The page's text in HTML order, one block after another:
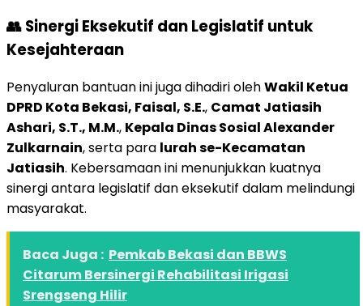
👥Sinergi Eksekutif dan Legislatif untuk
Kesejahteraan
Penyaluran bantuan ini juga dihadiri olehWakil Ketua
DPRD Kota Bekasi, Faisal, S.E., Camat Jatiasih
Ashari, S.T., M.M., Kepala Dinas Sosial Alexander
Zulkarnain, serta para lurah se-Kecamatan
Jatiasih. Kebersamaan ini menunjukkan kuatnya
sinergi antara legislatif dan eksekutif dalam melindungi
masyarakat.
Baca Juga : Pemkab Bekasi dan BBWS
Citarum Bersinergi Rehabilitasi Irigasi
Srengseng Hilir